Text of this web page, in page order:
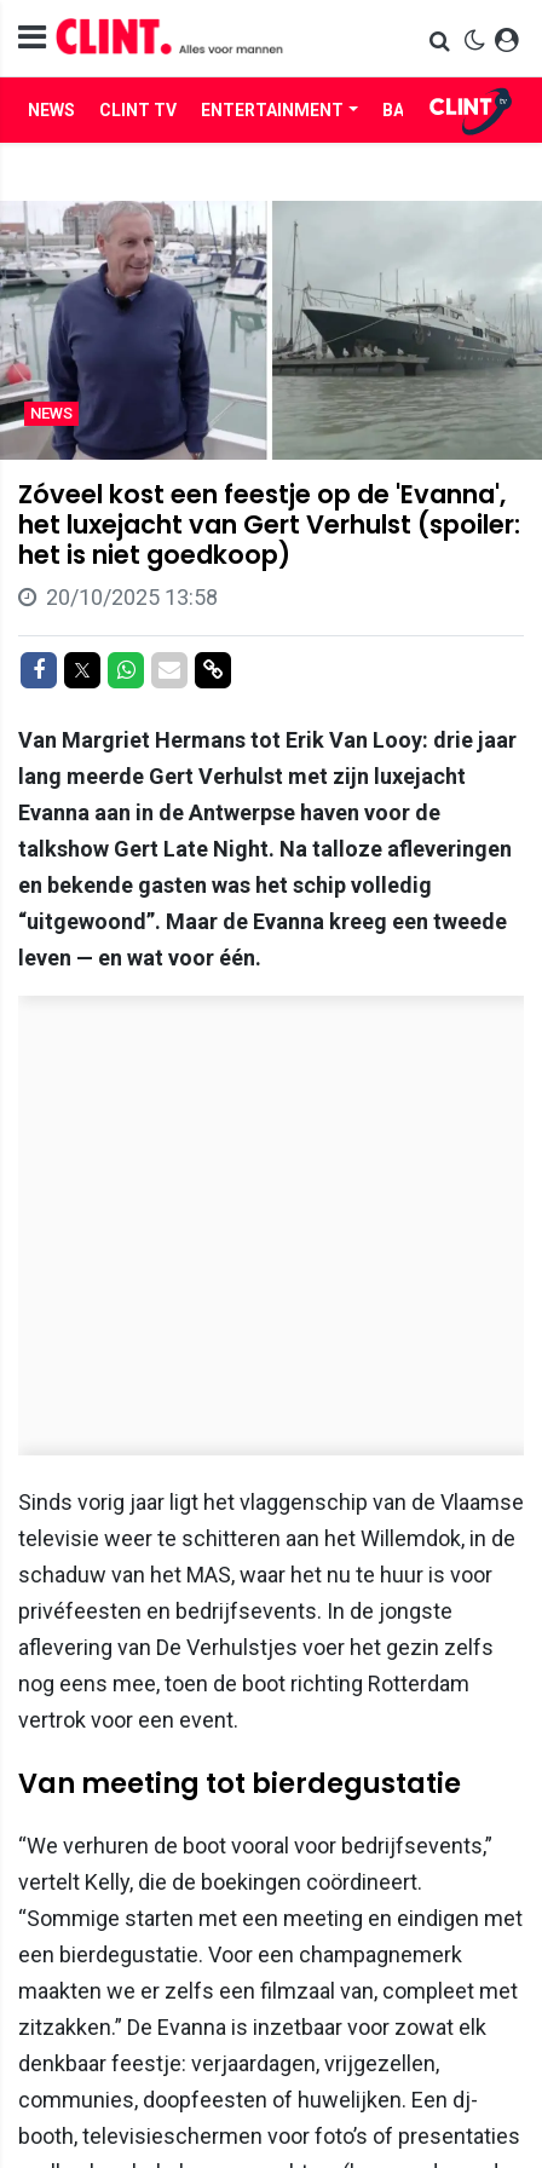
NEWS CLINT TV ENTERTAINMENT BABES LIFE
NEWS
Zóveel kost een feestje op de 'Evanna',
het luxejacht van Gert Verhulst (spoiler:
het is niet goedkoop)
20/10/2025 13:58
Delen op Facebook
Delen op Twitter
Delen op Whatsapp
Delen via Mail
Delen via link
Van Margriet Hermans tot Erik Van Looy: drie jaar
lang meerde Gert Verhulst met zijn luxejacht
Evanna aan in de Antwerpse haven voor de
talkshow Gert Late Night. Na talloze afleveringen
en bekende gasten was het schip volledig
“uitgewoond”. Maar de Evanna kreeg een tweede
leven — en wat voor één.
Sinds vorig jaar ligt het vlaggenschip van de Vlaamse
televisie weer te schitteren aan het Willemdok, in de
schaduw van het MAS, waar het nu te huur is voor
privéfeesten en bedrijfsevents. In de jongste
aflevering van De Verhulstjes voer het gezin zelfs
nog eens mee, toen de boot richting Rotterdam
vertrok voor een event.
Van meeting tot bierdegustatie
“We verhuren de boot vooral voor bedrijfsevents,”
vertelt Kelly, die de boekingen coördineert.
“Sommige starten met een meeting en eindigen met
een bierdegustatie. Voor een champagnemerk
maakten we er zelfs een filmzaal van, compleet met
zitzakken.” De Evanna is inzetbaar voor zowat elk
denkbaar feestje: verjaardagen, vrijgezellen,
communies, doopfeesten of huwelijken. Een dj-
booth, televisieschermen voor foto’s of presentaties